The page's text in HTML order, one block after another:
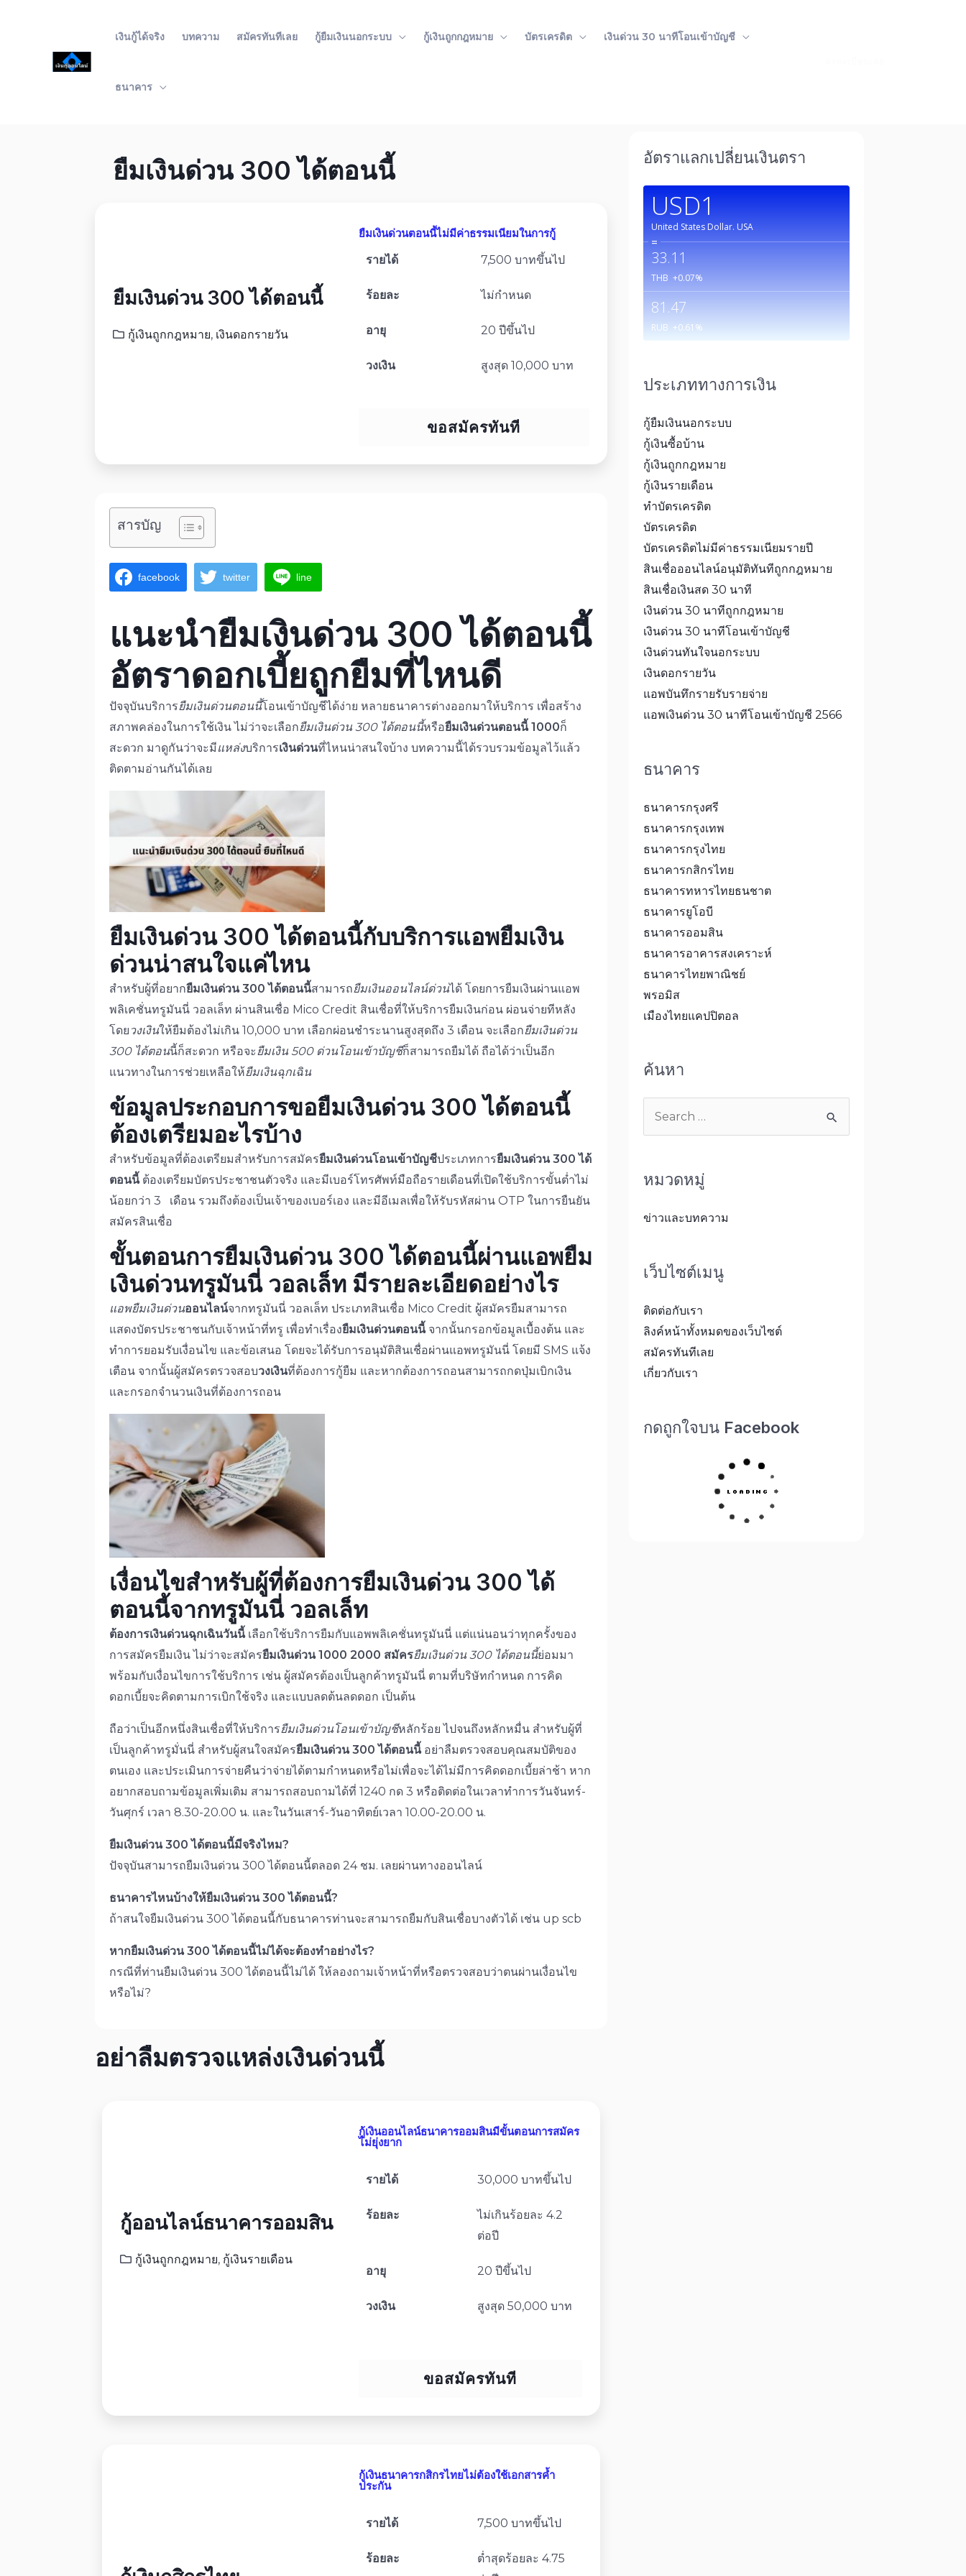
เงินกู้ได้จริง บทความ สมัครทันทีเลย กู้ยืมเงินนอกระบบ กู้เงินถูกกฎหมาย บัตรเครดิต เงินด่วน 30 นาทีโอนเข้าบัญชี
ธนาคาร
ยืมเงินด่วน 300 ได้ตอนนี้
ยืมเงินด่วน 300 ได้ตอนนี้
กู้เงินถูกกฎหมาย, เงินดอกรายวัน
ยืมเงินด่วนตอนนี้ไม่มีค่าธรรมเนียมในการกู้
รายได้
7,500 บาทขึ้นไป
ร้อยละ ไม่กำหนด
อายุ 20 ปีขึ้นไป
วงเงิน สูงสุด 10,000 บาท
ขอสมัครทันที
สารบัญ
facebook twitter line
แนะนำยืมเงินด่วน 300 ได้ตอนนี้
อัตราดอกเบี้ยถูกยืมที่ไหนดี
ปัจจุบันบริการยืมเงินด่วนตอนนี้โอนเข้าบัญชีได้ง่าย หลายธนาคารต่างออกมาให้บริการ เพื่อสร้าง
สภาพคล่องในการใช้เงิน ไม่ว่าจะเลือกยืมเงินด่วน 300 ได้ตอนนี้หรือยืมเงินด่วนตอนนี้ 1000ก็
สะดวก มาดูกันว่าจะมีแหล่งบริการเงินด่วนที่ไหนน่าสนใจบ้าง บทความนี้ได้รวบรวมข้อมูลไว้แล้ว
ติดตามอ่านกันได้เลย
ยืมเงินด่วน 300 ได้ตอนนี้กับบริการแอพยืมเงิน
ด่วนน่าสนใจแค่ไหน
สำหรับผู้ที่อยากยืมเงินด่วน 300 ได้ตอนนี้สามารถยืมเงินออนไลน์ด่วนได้ โดยการยืมเงินผ่านแอพ
พลิเคชั่นทรูมันนี่ วอลเล็ท ผ่านสินเชื่อ Mico Credit สินเชื่อที่ให้บริการยืมเงินก่อน ผ่อนจ่ายทีหลัง
โดยวงเงินให้ยืมต้องไม่เกิน 10,000 บาท เลือกผ่อนชำระนานสูงสุดถึง 3 เดือน จะเลือกยืมเงินด่วน
300 ได้ตอนนี้ก็สะดวก หรือจะยืมเงิน 500 ด่วนโอนเข้าบัญชีก็สามารถยืมได้ ถือได้ว่าเป็นอีก
แนวทางในการช่วยเหลือให้ยืมเงินฉุกเฉิน
ข้อมูลประกอบการขอยืมเงินด่วน 300 ได้ตอนนี้
ต้องเตรียมอะไรบ้าง
สำหรับข้อมูลที่ต้องเตรียมสำหรับการสมัครยืมเงินด่วนโอนเข้าบัญชีประเภทการยืมเงินด่วน 300 ได้
ตอนนี้ต้องเตรียมบัตรประชาชนตัวจริง และมีเบอร์โทรศัพท์มือถือรายเดือนที่เปิดใช้บริการขั้นต่ำไม่
น้อยกว่า 3 เดือน รวมถึงต้องเป็นเจ้าของเบอร์เอง และมีอีเมลเพื่อให้รับรหัสผ่าน OTP ในการยืนยัน
สมัครสินเชื่อ
ขั้นตอนการยืมเงินด่วน 300 ได้ตอนนี้ผ่านแอพยืม
เงินด่วนทรูมันนี่ วอลเล็ท มีรายละเอียดอย่างไร
แอพยืมเงินด่วนออนไลน์จากทรูมันนี่ วอลเล็ท ประเภทสินเชื่อ Mico Credit ผู้สมัครยืมสามารถ
แสดงบัตรประชาชนกับเจ้าหน้าที่ทรู เพื่อทำเรื่องยืมเงินด่วนตอนนี้ จากนั้นกรอกข้อมูลเบื้องต้น และ
ทำการยอมรับเงื่อนไข และข้อเสนอ โดยจะได้รับการอนุมัติสินเชื่อผ่านแอพทรูมันนี่ โดยมี SMS แจ้ง
เตือน จากนั้นผู้สมัครตรวจสอบวงเงินที่ต้องการกู้ยืม และหากต้องการถอนสามารถกดปุ่มเบิกเงิน
และกรอกจำนวนเงินที่ต้องการถอน
เงื่อนไขสำหรับผู้ที่ต้องการยืมเงินด่วน 300 ได้
ตอนนี้จากทรูมันนี่ วอลเล็ท
ต้องการเงินด่วนฉุกเฉินวันนี้เลือกใช้บริการยืมกับแอพพลิเคชั่นทรูมันนี่ แต่แน่นอนว่าทุกครั้งของ
การสมัครยืมเงิน ไม่ว่าจะสมัครยืมเงินด่วน 1000 2000 สมัครยืมเงินด่วน 300 ได้ตอนนี้ย่อมมา
พร้อมกับเงื่อนไขการใช้บริการ เช่น ผู้สมัครต้องเป็นลูกค้าทรูมันนี่ ตามที่บริษัทกำหนด การคิด
ดอกเบี้ยจะคิดตามการเบิกใช้จริง และแบบลดต้นลดดอก เป็นต้น
ถือว่าเป็นอีกหนึ่งสินเชื่อที่ให้บริการยืมเงินด่วนโอนเข้าบัญชีหลักร้อย ไปจนถึงหลักหมื่น สำหรับผู้ที่
เป็นลูกค้าทรูมั่นนี่ สำหรับผู้สนใจสมัครยืมเงินด่วน 300 ได้ตอนนี้ อย่าลืมตรวจสอบคุณสมบัติของ
ตนเอง และประเมินการจ่ายคืนว่าจ่ายได้ตามกำหนดหรือไม่เพื่อจะได้ไม่มีการคิดดอกเบี้ยล่าช้า หาก
อยากสอบถามข้อมูลเพิ่มเติม สามารถสอบถามได้ที่ 1240 กด 3 หรือติดต่อในเวลาทำการวันจันทร์-
วันศุกร์ เวลา 8.30-20.00 น. และในวันเสาร์-วันอาทิตย์เวลา 10.00-20.00 น.
ยืมเงินด่วน 300 ได้ตอนนี้มีจริงไหม?
ปัจจุบันสามารถยืมเงินด่วน 300 ได้ตอนนี้ตลอด 24 ชม. เลยผ่านทางออนไลน์
ธนาคารไหนบ้างให้ยืมเงินด่วน 300 ได้ตอนนี้?
ถ้าสนใจยืมเงินด่วน 300 ได้ตอนนี้กับธนาคารท่านจะสามารถยืมกับสินเชื่อบางตัวได้ เช่น up scb
หากยืมเงินด่วน 300 ได้ตอนนี้ไม่ได้จะต้องทำอย่างไร?
กรณีที่ท่านยืมเงินด่วน 300 ได้ตอนนี้ไม่ได้ ให้ลองถามเจ้าหน้าที่หรือตรวจสอบว่าตนผ่านเงื่อนไข
หรือไม่?
อย่าลืมตรวจแหล่งเงินด่วนนี้
กู้ออนไลน์ธนาคารออมสิน
กู้เงินถูกกฎหมาย, กู้เงินรายเดือน
กู้เงินออนไลน์ธนาคารออมสินมีขั้นตอนการสมัคร
ไม่ยุ่งยาก
รายได้ 30,000 บาทขึ้นไป
ร้อยละ
ไม่เกินร้อยละ 4.2
ต่อปี
อายุ 20 ปีขึ้นไป
วงเงิน สูงสุด 50,000 บาท
ขอสมัครทันที
กู้เงินธนาคารกสิกรไทยไม่ต้องใช้เอกสารค้ำ
ประกัน
รายได้ 7,500 บาทขึ้นไป
ร้อยละ
ต่ำสุดร้อยละ 4.75
อัตราแลกเปลี่ยนเงินตรา
USD1
United States Dollar. USA
=
33.11
THB +0.07%
81.47
RUB +0.61 %
ประเภททางการเงิน
กู้ยืมเงินนอกระบบ
กู้เงินซื้อบ้าน
กู้เงินถูกกฎหมาย
กู้เงินรายเดือน
ทำบัตรเครดิต
บัตรเครดิต
บัตรเครดิตไม่มีค่าธรรมเนียมรายปี
สินเชื่อออนไลน์อนุมัติทันทีถูกกฎหมาย
สินเชื่อเงินสด 30 นาที
เงินด่วน 30 นาทีถูกกฎหมาย
เงินด่วน 30 นาทีโอนเข้าบัญชี
เงินด่วนทันใจนอกระบบ
เงินดอกรายวัน
แอพบันทึกรายรับรายจ่าย
แอพเงินด่วน 30 นาทีโอนเข้าบัญชี 2566
ธนาคาร
ธนาคารกรุงศรี
ธนาคารกรุงเทพ
ธนาคารกรุงไทย
ธนาคารกสิกรไทย
ธนาคารทหารไทยธนชาต
ธนาคารยูโอบี
ธนาคารออมสิน
ธนาคารอาคารสงเคราะห์
ธนาคารไทยพาณิชย์
พรอมิส
เมืองไทยแคปปิตอล
ค้นหา
หมวดหมู่
ข่าวและบทความ
เว็บไซต์เมนู
ติดต่อกับเรา
ลิงค์หน้าทั้งหมดของเว็บไซต์
สมัครทันทีเลย
เกี่ยวกับเรา
กดถูกใจบน Facebook